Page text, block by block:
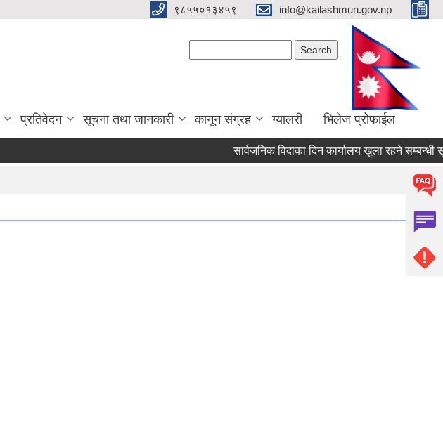
९८५५०१३४५९ info@kailashmun.gov.np
प्रतिवेदन सूचना तथा जानकारी कानून संग्रह ग्यालरी भिलेज प्रोफाईल
सार्वजनिक विदाका दिन कार्यालय खुला रहने सम्बन्धी